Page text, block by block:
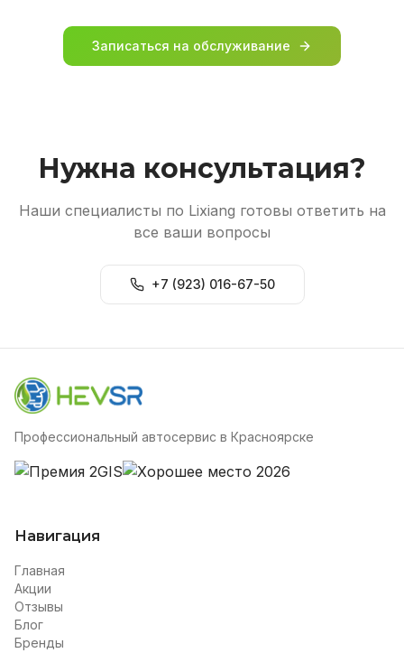
Записаться на обслуживание
Нужна консультация?
Наши специалисты по Lixiang готовы ответить на
все ваши вопросы
+7 (923) 016-67-50
Профессиональный автосервис в Красноярске
Навигация
Главная
Акции
Отзывы
Блог
Бренды